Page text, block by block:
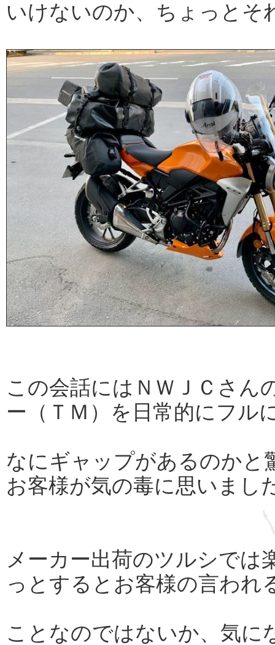
いけないのか、ちょっとそ
この会話にはＮＷＪＣさん
ー（ＴＭ）を日常的にフル
なにギャップがあるのかと
お客様が気の毒に思いまし
メーカー出荷のツルシでは
っとするとお客様の言われ
ことなのではないか、気に